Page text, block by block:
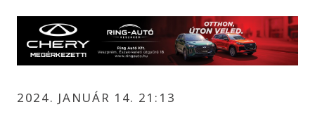
2024. JANUÁR 14. 21:13